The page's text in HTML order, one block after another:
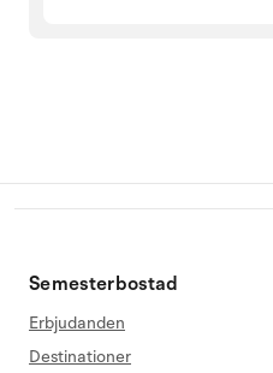
Semesterbostad
Erbjudanden
Destinationer